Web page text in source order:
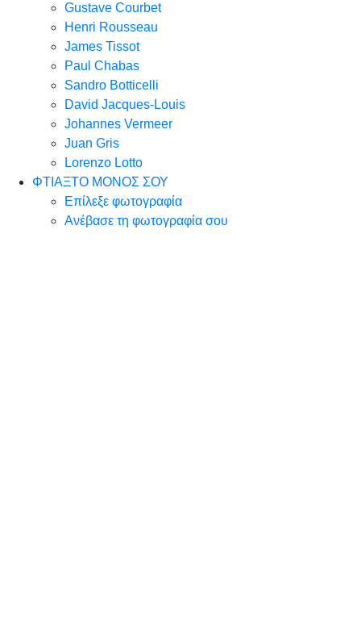
Gustave Courbet
Henri Rousseau
James Tissot
Paul Chabas
Sandro Botticelli
David Jacques-Louis
Johannes Vermeer
Juan Gris
Lorenzo Lotto
ΦΤΙΑΞΤΟ ΜΟΝΟΣ ΣΟΥ
Επίλεξε φωτογραφία
Ανέβασε τη φωτογραφία σου